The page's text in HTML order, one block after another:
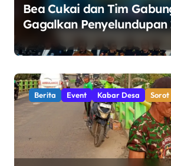
Bea Cukai dan Tim
Gagalkan Penyelundupan
Bintan
Berita Event Kabar Desa Sorot